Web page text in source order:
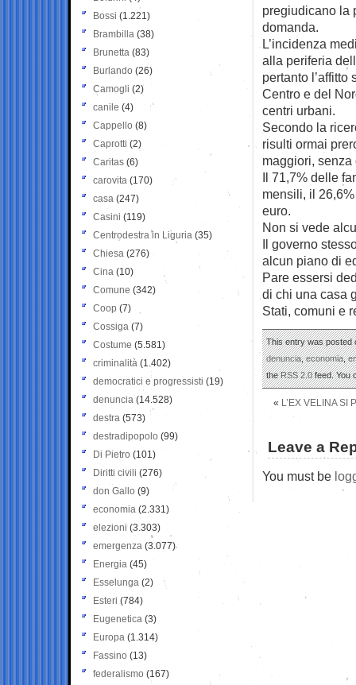
pregiudicano la
domanda.
L’incidenza
alla periferia
pertanto
Centro e del
centri urbani.
Secondo la
risulti ormai
maggiori,
Il 71,7% delle
mensili, il
euro.
Non si vede
Il governo
alcun piano di
Pare essersi
di chi una casa
Stati, comuni e
This entry was posted
denuncia,economia,
theRSS 2.0feed. You
« L’EX VELINA SI
Leave a
You must be
Bossi (1.221)
Brambilla (38)
Brunetta (83)
Burlando (26)
Camogli (2)
canile (4)
Cappello (8)
Caprotti (2)
Caritas (6)
carovita (170)
casa (247)
Casini (119)
Centrodestra in Liguria (35)
Chiesa (276)
Cina (10)
Comune (342)
Coop (7)
Cossiga (7)
Costume (5.581)
criminalità (1.402)
democratici e progressisti (19)
denuncia (14.528)
destra (573)
destradipopolo (99)
Di Pietro (101)
Diritti civili (276)
don Gallo (9)
economia (2.331)
elezioni (3.303)
emergenza (3.077)
Energia (45)
Esselunga (2)
Esteri (784)
Eugenetica (3)
Europa (1.314)
Fassino (13)
federalismo (167)